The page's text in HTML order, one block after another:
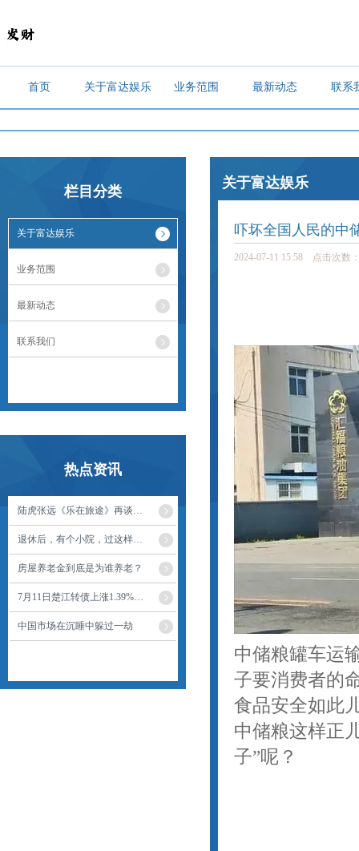
首页 关于富达娱乐 业务范围 最新动态 联系
栏目分类
关于富达娱乐
业务范围
最新动态
联系我们
热点资讯
陆虎张远《乐在旅途》再谈上春晚，明年要改语言节目啦
退休后，有个小院，过这样的生活
房屋养老金到底是为谁养老？
7月11日楚江转债上涨1.39%，转股溢价率34.58%
中国市场在沉睡中躲过一劫
关于富达娱乐
吓坏全国人民的中
2024-07-11 15:58 点击次数
中储粮罐车运
子要消费者的
食品安全如此
中储粮这样正
子”呢？